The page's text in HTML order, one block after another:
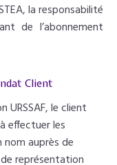
la responsabilité
de l’abonnement
Client
URSSAF, le client
effectuer les
nom auprès de
de représentation